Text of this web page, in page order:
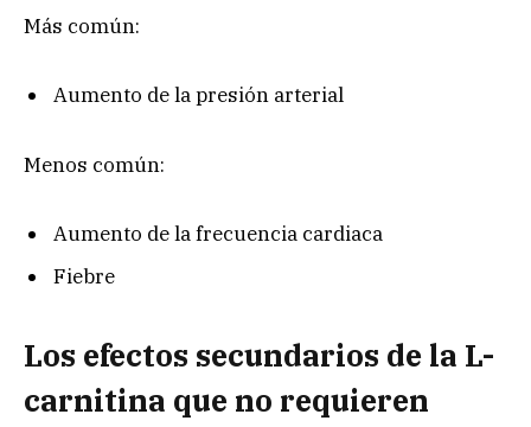
Más común:
Aumento de la presión arterial
Menos común:
Aumento de la frecuencia cardiaca
Fiebre
Los efectos secundarios de la L-
carnitina que no requieren